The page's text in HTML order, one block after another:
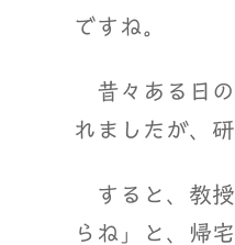
ですね。
昔々ある日の
れましたが、
すると、教授
らね」と、帰